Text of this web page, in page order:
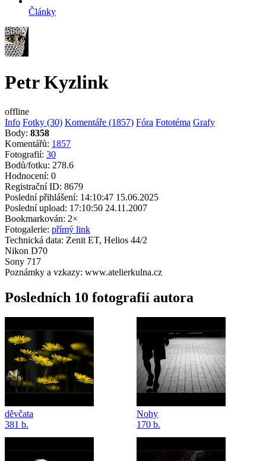
Články
Petr Kyzlink
offline
Info Fotky (30) Komentáře (1857) Fóra Fototéma Grafy
Body: 8358
Komentářů: 1857
Fotografií: 30
Bodů/fotku: 278.6
Hodnocení: 0
Registrační ID: 8679
Poslední přihlášení: 14:10:47 15.06.2025
Poslední upload: 17:10:50 24.11.2007
Bookmarkován: 2×
Fotogalerie: přímý link
Technická data: Zenit ET, Helios 44/2
Nikon D70
Sony 717
Poznámky a vzkazy: www.atelierkulna.cz
Posledních 10 fotografií autora
děvčata
381 b.
Nohy
170 b.